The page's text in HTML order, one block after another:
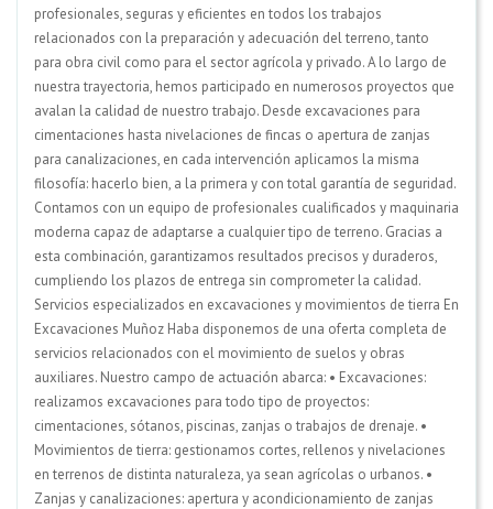
profesionales, seguras y eficientes en todos los trabajos
relacionados con la preparación y adecuación del terreno, tanto
para obra civil como para el sector agrícola y privado. A lo largo de
nuestra trayectoria, hemos participado en numerosos proyectos que
avalan la calidad de nuestro trabajo. Desde excavaciones para
cimentaciones hasta nivelaciones de fincas o apertura de zanjas
para canalizaciones, en cada intervención aplicamos la misma
filosofía: hacerlo bien, a la primera y con total garantía de seguridad.
Contamos con un equipo de profesionales cualificados y maquinaria
moderna capaz de adaptarse a cualquier tipo de terreno. Gracias a
esta combinación, garantizamos resultados precisos y duraderos,
cumpliendo los plazos de entrega sin comprometer la calidad.
Servicios especializados en excavaciones y movimientos de tierra En
Excavaciones Muñoz Haba disponemos de una oferta completa de
servicios relacionados con el movimiento de suelos y obras
auxiliares. Nuestro campo de actuación abarca: • Excavaciones:
realizamos excavaciones para todo tipo de proyectos:
cimentaciones, sótanos, piscinas, zanjas o trabajos de drenaje. •
Movimientos de tierra: gestionamos cortes, rellenos y nivelaciones
en terrenos de distinta naturaleza, ya sean agrícolas o urbanos. •
Zanjas y canalizaciones: apertura y acondicionamiento de zanjas